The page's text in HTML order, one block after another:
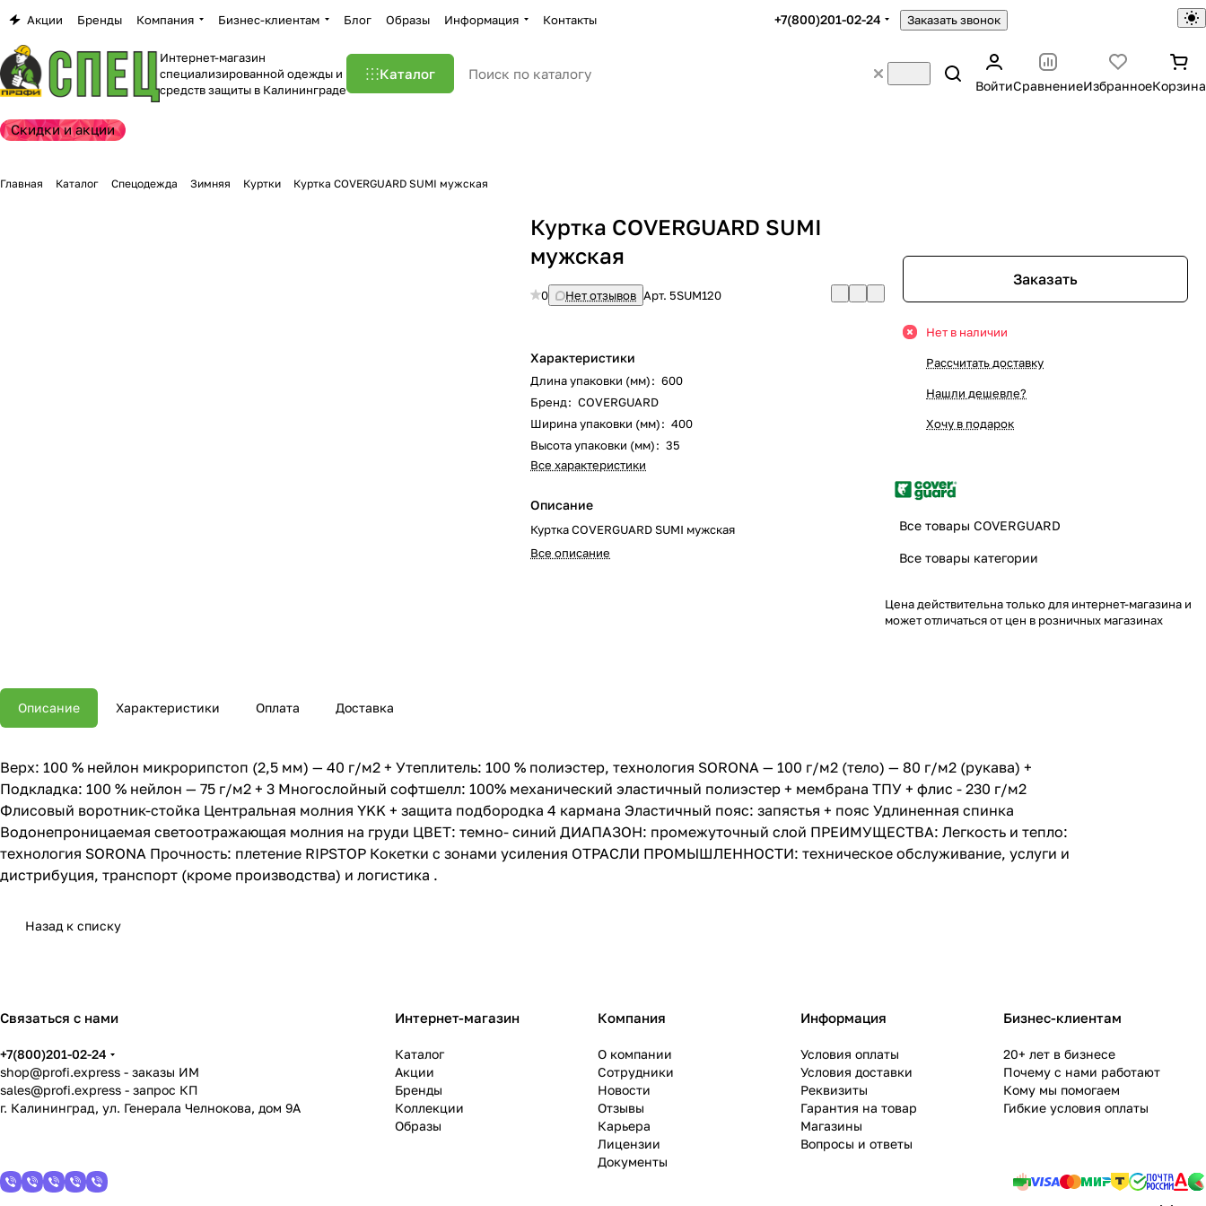
Акции Бренды Компания Бизнес-клиентам Блог Образы Информация Контакты +7(800)201-02-24 Заказать звонок
Интернет-магазин
специализированной одежды и
средств защиты в Калининграде
Каталог
ВойтиСравнениеИзбранноеКорзина
Скидки и акции
Главная Каталог Спецодежда Зимняя Куртки Куртка COVERGUARD SUMI мужская
Куртка COVERGUARD SUMI
мужская
0 Нет отзывов Арт. 5SUM120
Характеристики
Длина упаковки (мм): 600
Бренд: COVERGUARD
Ширина упаковки (мм): 400
Высота упаковки (мм): 35
Все характеристики
Описание
Куртка COVERGUARD SUMI мужская
Все описание
Заказать
Нет в наличии
Рассчитать доставку
Нашли дешевле?
Хочу в подарок
Все товары COVERGUARD
Все товары категории
Цена действительна только для интернет-магазина и
может отличаться от цен в розничных магазинах
Описание Характеристики Оплата Доставка
Верх: 100 % нейлон микрорипстоп (2,5 мм) — 40 г/м2 + Утеплитель: 100 % полиэстер, технология SORONA — 100 г/м2 (тело) — 80 г/м2 (рукава) +
Подкладка: 100 % нейлон — 75 г/м2 + 3 Многослойный софтшелл: 100% механический эластичный полиэстер + мембрана ТПУ + флис - 230 г/м2
Флисовый воротник-стойка Центральная молния YKK + защита подбородка 4 кармана Эластичный пояс: запястья + пояс Удлиненная спинка
Водонепроницаемая светоотражающая молния на груди ЦВЕТ: темно- синий ДИАПАЗОН: промежуточный слой ПРЕИМУЩЕСТВА: Легкость и тепло:
технология SORONA Прочность: плетение RIPSTOP Кокетки с зонами усиления ОТРАСЛИ ПРОМЫШЛЕННОСТИ: техническое обслуживание, услуги и
дистрибуция, транспорт (кроме производства) и логистика .
Назад к списку
Связаться с нами
+7(800)201-02-24
shop@profi.express - заказы ИМ
sales@profi.express - запрос КП
г. Калининград, ул. Генерала Челнокова, дом 9A
Интернет-магазин
Каталог
Акции
Бренды
Коллекции
Образы
Компания
О компании
Сотрудники
Новости
Отзывы
Карьера
Лицензии
Документы
Информация
Условия оплаты
Условия доставки
Реквизиты
Гарантия на товар
Магазины
Вопросы и ответы
Бизнес-клиентам
20+ лет в бизнесе
Почему с нами работают
Кому мы помогаем
Гибкие условия оплаты